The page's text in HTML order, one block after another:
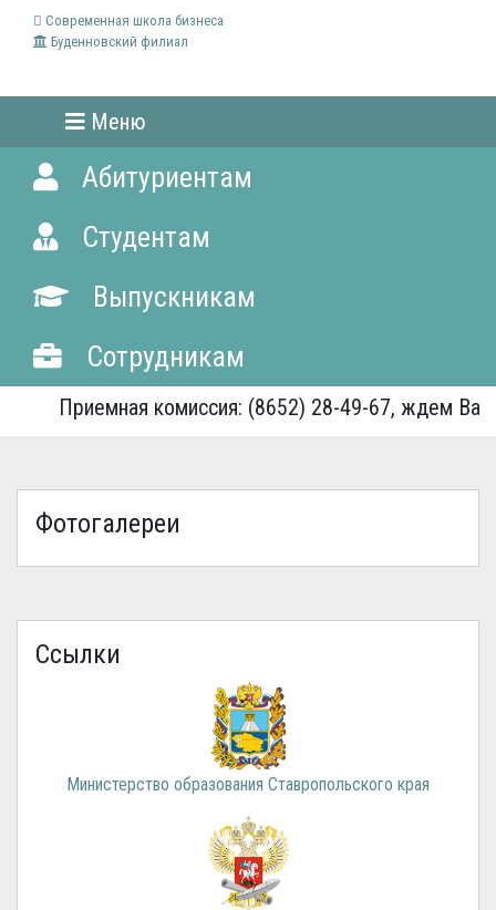
Современная школа бизнеса
Буденновский филиал
Меню
Абитуриентам
Студентам
Выпускникам
Сотрудникам
Приемная комиссия: (8652) 28-49-67, ждем Вас!
Фотогалереи
Ссылки
Министерство образования Ставропольского края